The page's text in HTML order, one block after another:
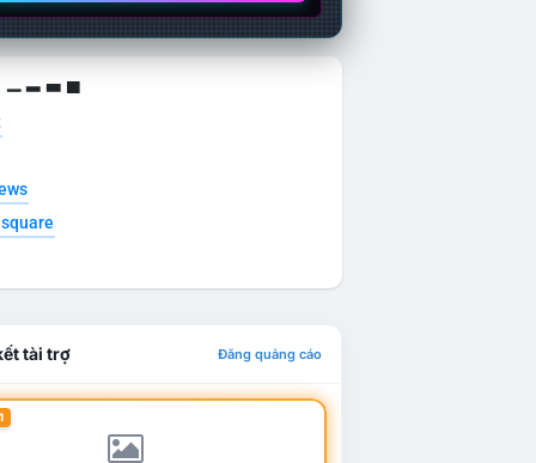
▁ ▂ ▃ ▄
tài trợ Đăng quảng cáo